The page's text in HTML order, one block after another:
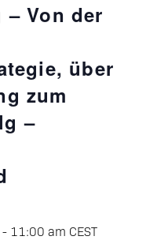
Von der
über
zum
–
- 11:00 am CEST